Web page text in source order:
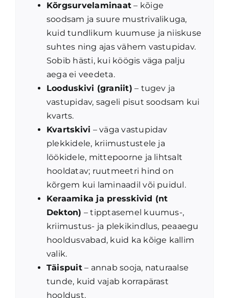
Kõrgsurvelaminaat – kõige
soodsam ja suure mustrivalikuga,
kuid tundlikum kuumuse ja niiskuse
suhtes ning ajas vähem vastupidav.
Sobib hästi, kui köögis väga palju
aega ei veedeta.
Looduskivi (graniit) – tugev ja
vastupidav, sageli pisut soodsam kui
kvarts.
Kvartskivi – väga vastupidav
plekkidele, kriimustustele ja
löökidele, mittepoorne ja lihtsalt
hooldatav; ruutmeetri hind on
kõrgem kui laminaadil või puidul.
Keraamika ja presskivid (nt
Dekton) – tipptasemel kuumus-,
kriimustus- ja plekikindlus, peaaegu
hooldusvabad, kuid ka kõige kallim
valik.
Täispuit– annab sooja, naturaalse
tunde, kuid vajab korrapärast
hooldust.